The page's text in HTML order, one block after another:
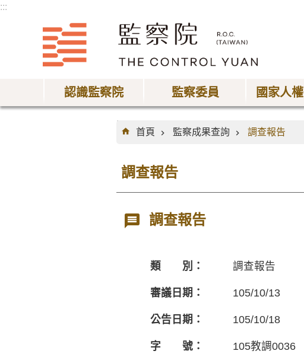
:::
認識監察院 監察委員 國家人
:::
首頁
監察成果查詢 調查報告
調查報告
調查報告
類 別： 調查報告
審議日期： 105/10/13
公告日期： 105/10/18
字 號： 105教調0036